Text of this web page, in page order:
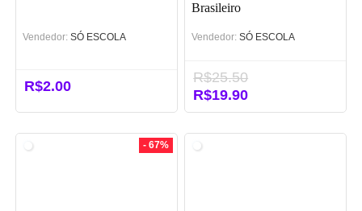
Vendedor: SÓ ESCOLA
R$2.00
Brasileiro
Vendedor: SÓ ESCOLA
R$25.50
O
preço
R$19.90O
preço
- 67%